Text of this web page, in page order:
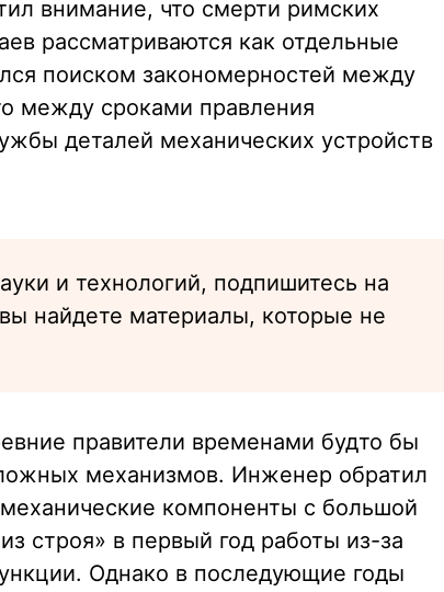
внимание, что смерти римских
рассматриваются как отдельные
поиском закономерностей между
между сроками правления
деталей механических устройств
и технологий, подпишитесь на
найдете материалы, которые не
правители временами будто бы
механизмов. Инженер обратил
компоненты с большой
строя» в первый год работы из-за
Однако в последующие годы